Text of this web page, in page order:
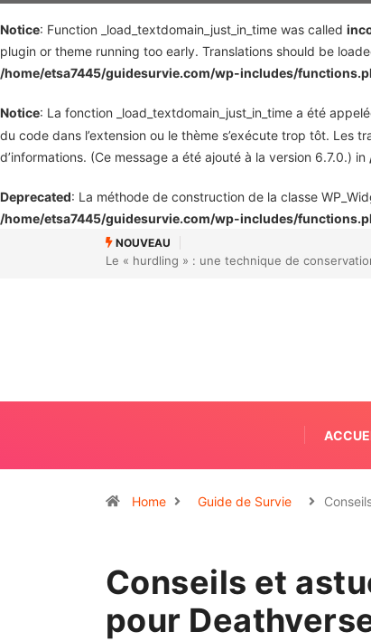
Notice: Function _load_textdomain_just_in_time was called
plugin or theme running too early. Translations should be
/home/etsa7445/guidesurvie.com/wp-includes/
Notice: La fonction _load_textdomain_just_in_time a été
du code dans l’extension ou le thème s’exécute trop tôt. Les
d’informations. (Ce message a été ajouté à la version 6.7.0.) in
Deprecated: La méthode de construction de la classe
/home/etsa7445/guidesurvie.com/wp-includes/
NOUVEAU
plusieurs annéesweb.whatsapp.com | Vivaldi Forum
Home Guide de Survie
Conseils et
pour